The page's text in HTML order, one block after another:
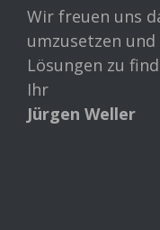
Wir freuen uns
umzusetzen
Lösungen zu
Ihr
Jürgen Weller